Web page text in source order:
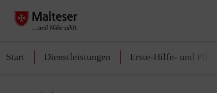
Start Dienstleistungen Erste-Hilfe- und